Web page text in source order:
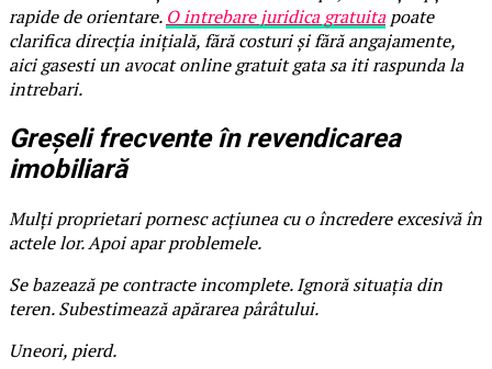
rapide de orientare. O intrebare juridica gratuitapoate
clarifica direcția inițială, fără costuri și fără angajamente,
aici gasesti un avocat online gratuit gata sa iti raspunda la
intrebari.
Greșeli frecvente în revendicarea
imobiliară
Mulți proprietari pornesc acțiunea cu o încredere excesivă în
actele lor. Apoi apar problemele.
Se bazează pe contracte incomplete. Ignoră situația din
teren. Subestimează apărarea pârâtului.
Uneori, pierd.